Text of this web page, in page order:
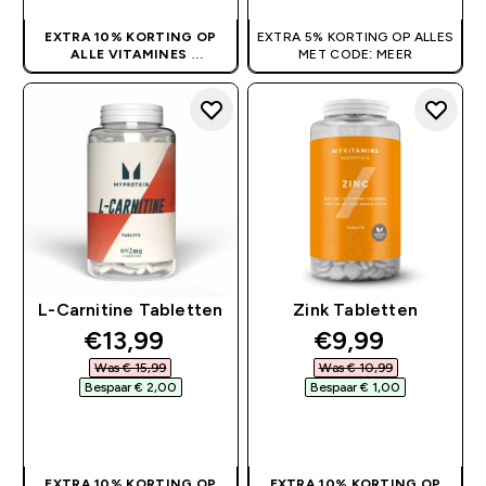
EXTRA 10% KORTING OP
ALLE VITAMINES
GEEN CODE NODIG
EXTRA 5% KORTING OP ALLES
MET CODE: MEER
L-Carnitine Tabletten
discounted price
€13,99‎
Was € 15,99‎
Bespaar € 2,00‎
Zink Tabletten
discounted
€9,99‎
Was € 10,99‎
Bespaar € 1,00‎